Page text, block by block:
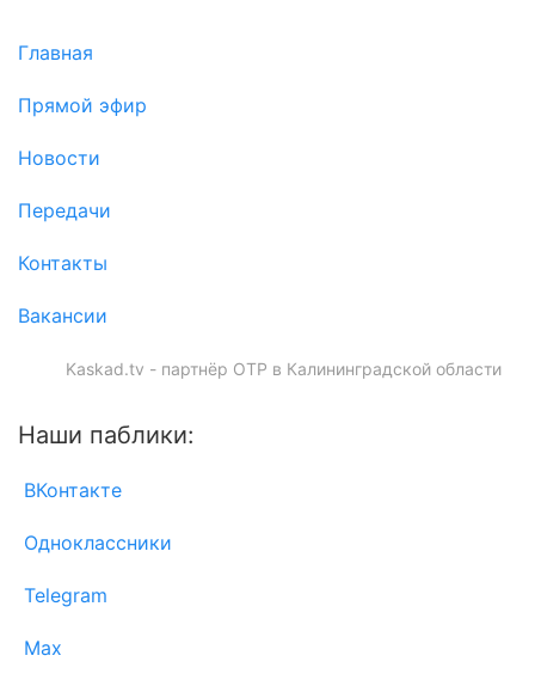
Главная
Прямой эфир
Новости
Передачи
Контакты
Вакансии
Kaskad.tv - партнёр ОТР в Калининградской области
Наши паблики:
ВКонтакте
Одноклассники
Telegram
Max